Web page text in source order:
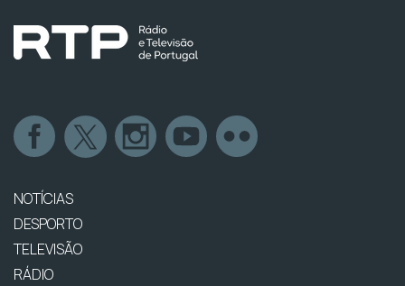
NOTÍCIAS
DESPORTO
TELEVISÃO
RÁDIO